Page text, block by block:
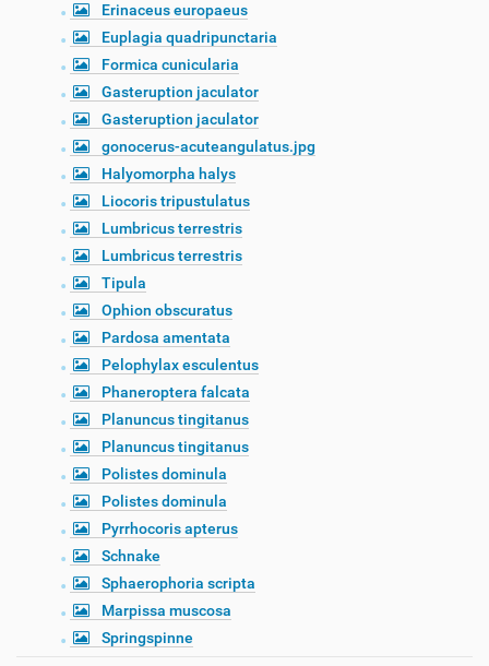
Erinaceus europaeus
Euplagia quadripunctaria
Formica cunicularia
Gasteruption jaculator
Gasteruption jaculator
gonocerus-acuteangulatus.jpg
Halyomorpha halys
Liocoris tripustulatus
Lumbricus terrestris
Lumbricus terrestris
Tipula
Ophion obscuratus
Pardosa amentata
Pelophylax esculentus
Phaneroptera falcata
Planuncus tingitanus
Planuncus tingitanus
Polistes dominula
Polistes dominula
Pyrrhocoris apterus
Schnake
Sphaerophoria scripta
Marpissa muscosa
Springspinne